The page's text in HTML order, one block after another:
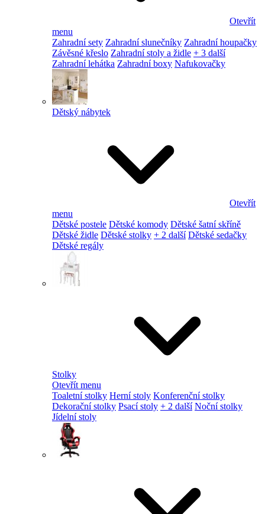
Otevřít
menu
Zahradní sety Zahradní slunečníky Zahradní houpačky
Závěsné křeslo Zahradní stoly a židle + 3 další
Zahradní lehátka Zahradní boxy Nafukovačky
Dětský nábytek
Otevřít
menu
Dětské postele Dětské komody Dětské šatní skříně
Dětské židle Dětské stolky + 2 další Dětské sedačky
Dětské regály
Stolky
Otevřít menu
Toaletní stolky Herní stoly Konferenční stolky
Dekorační stolky Psací stoly + 2 další Noční stolky
Jídelní stoly